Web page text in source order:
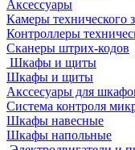
Аксессуары
Камеры технического
Контроллеры
Сканеры штрих-кодов
Шкафы и щиты
Шкафы и щиты
Акссесуары для
Система контроля
Шкафы навесные
Шкафы напольные